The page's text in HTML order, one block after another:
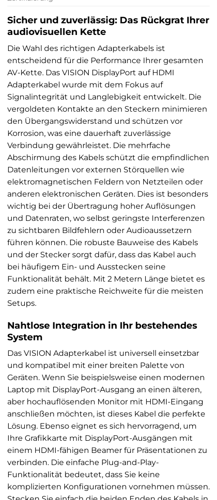
Sicher und zuverlässig: Das Rückgrat Ihrer
audiovisuellen Kette
Die Wahl des richtigen Adapterkabels ist
entscheidend für die Performance Ihrer gesamten
AV-Kette. Das VISION DisplayPort auf HDMI
Adapterkabel wurde mit dem Fokus auf
Signalintegrität und Langlebigkeit entwickelt. Die
vergoldeten Kontakte an den Steckern minimieren
den Übergangswiderstand und schützen vor
Korrosion, was eine dauerhaft zuverlässige
Verbindung gewährleistet. Die mehrfache
Abschirmung des Kabels schützt die empfindlichen
Datenleitungen vor externen Störquellen wie
elektromagnetischen Feldern von Netzteilen oder
anderen elektronischen Geräten. Dies ist besonders
wichtig bei der Übertragung hoher Auflösungen
und Datenraten, wo selbst geringste Interferenzen
zu sichtbaren Bildfehlern oder Audioaussetzern
führen können. Die robuste Bauweise des Kabels
und der Stecker sorgt dafür, dass das Kabel auch
bei häufigem Ein- und Ausstecken seine
Funktionalität behält. Mit 2 Metern Länge bietet es
zudem eine praktische Reichweite für die meisten
Setups.
Nahtlose Integration in Ihr bestehendes
System
Das VISION Adapterkabel ist universell einsetzbar
und kompatibel mit einer breiten Palette von
Geräten. Wenn Sie beispielsweise einen modernen
Laptop mit DisplayPort-Ausgang an einen älteren,
aber hochauflösenden Monitor mit HDMI-Eingang
anschließen möchten, ist dieses Kabel die perfekte
Lösung. Ebenso eignet es sich hervorragend, um
Ihre Grafikkarte mit DisplayPort-Ausgängen mit
einem HDMI-fähigen Beamer für Präsentationen zu
verbinden. Die einfache Plug-and-Play-
Funktionalität bedeutet, dass Sie keine
komplizierten Konfigurationen vornehmen müssen.